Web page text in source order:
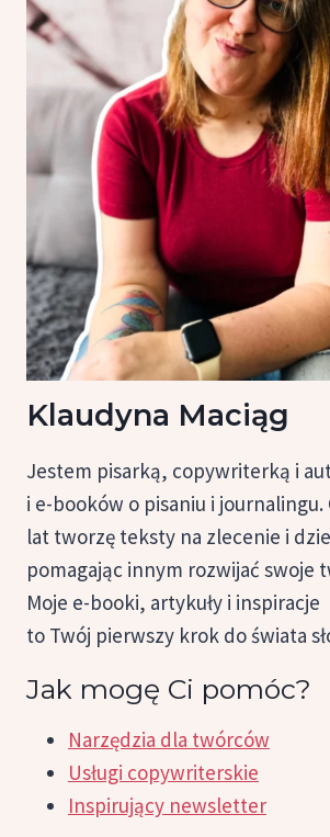
Klaudyna Maciąg
Jestem pisarką, copywriterką i
i e-booków o pisaniu i journalingu.
lat tworzę teksty na zlecenie i
pomagając innym rozwijać swoje
Moje e-booki, artykuły i inspiracje
to Twój pierwszy krok do świata
Jak mogę Ci pomóc?
Narzędzia dla twórców
Usługi copywriterskie
Inspirujący newsletter